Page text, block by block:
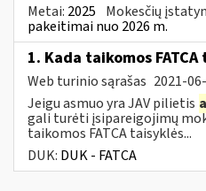
Metai: 2025 Mokesčių
pakeitimai nuo 2026 m.
1. Kada taikomos
Web turinio sąrašas 2021-
Jeigu asmuo yra JAV pilietis
gali turėti įsipareigojimų
taikomos FATCA taisyklės...
DUK: DUK - FATCA